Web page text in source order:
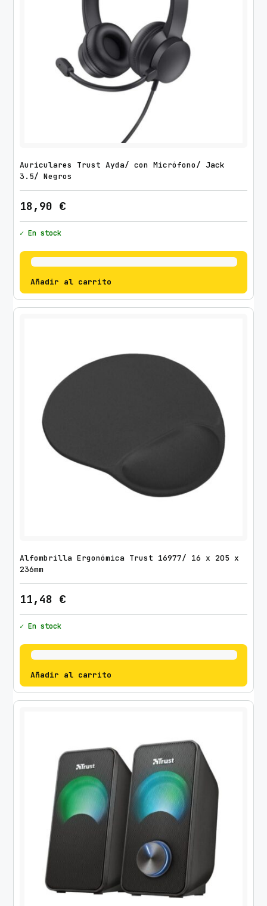
Auriculares Trust Ayda/ con Micrófono/ Jack
3.5/ Negros
18,90 €
✓ En stock
Añadir al carrito
Alfombrilla Ergonómica Trust 16977/ 16 x 205 x
236mm
11,48 €
✓ En stock
Añadir al carrito